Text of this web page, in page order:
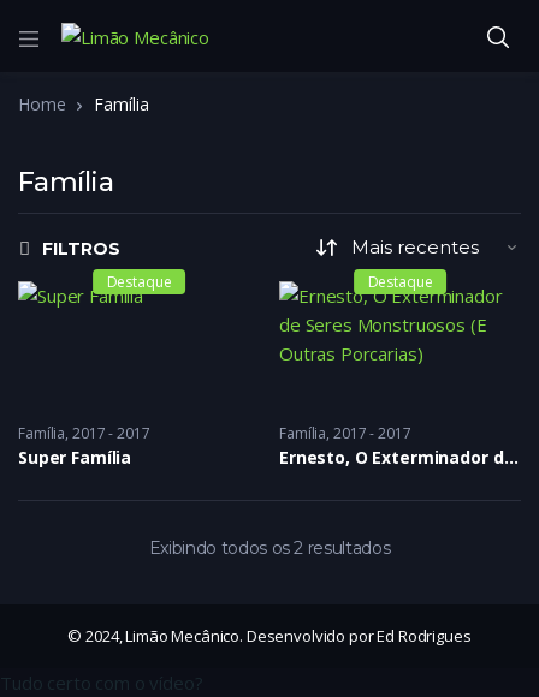
Home Família
Família
FILTROS
Destaque
Família 2017 - 2017
Super Família
Destaque
Família 2017 - 2017
Ernesto, O Exterminador de Seres Monstruosos (E Outras Porcarias)
Exibindo todos os 2 resultados
© 2024, Limão Mecânico. Desenvolvido por Ed Rodrigues
Tudo certo com o vídeo?